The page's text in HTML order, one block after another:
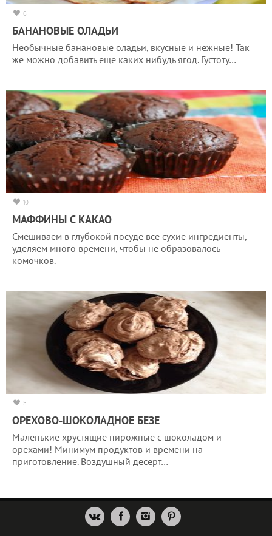
6
БАНАНОВЫЕ ОЛАДЬИ
Необычные банановые оладьи, вкусные и нежные! Так
же можно добавить еще каких нибудь ягод. Густоту…
10
МАФФИНЫ С КАКАО
Смешиваем в глубокой посуде все сухие ингредиенты,
уделяем много времени, чтобы не образовалось
комочков.
5
ОРЕХОВО-ШОКОЛАДНОЕ БЕЗЕ
Маленькие хрустящие пирожные с шоколадом и
орехами! Минимум продуктов и времени на
приготовление. Воздушный десерт…